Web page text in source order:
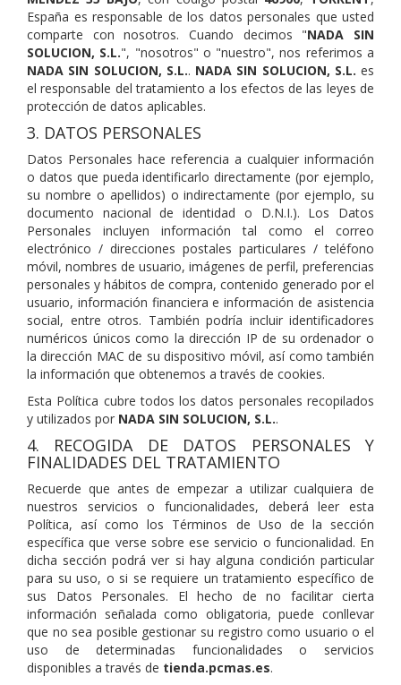
España es responsable de los datos personales que usted
comparte con nosotros. Cuando decimos "NADA SIN
SOLUCION, S.L.", "nosotros" o "nuestro", nos referimos a
NADA SIN SOLUCION, S.L.. NADA SIN SOLUCION, S.L. es
el responsable del tratamiento a los efectos de las leyes de
protección de datos aplicables.
3. DATOS PERSONALES
Datos Personales hace referencia a cualquier información
o datos que pueda identificarlo directamente (por ejemplo,
su nombre o apellidos) o indirectamente (por ejemplo, su
documento nacional de identidad o D.N.I.). Los Datos
Personales incluyen información tal como el correo
electrónico / direcciones postales particulares / teléfono
móvil, nombres de usuario, imágenes de perfil, preferencias
personales y hábitos de compra, contenido generado por el
usuario, información financiera e información de asistencia
social, entre otros. También podría incluir identificadores
numéricos únicos como la dirección IP de su ordenador o
la dirección MAC de su dispositivo móvil, así como también
la información que obtenemos a través de cookies.
Esta Política cubre todos los datos personales recopilados
y utilizados por NADA SIN SOLUCION, S.L..
4. RECOGIDA DE DATOS PERSONALES Y
FINALIDADES DEL TRATAMIENTO
Recuerde que antes de empezar a utilizar cualquiera de
nuestros servicios o funcionalidades, deberá leer esta
Política, así como los Términos de Uso de la sección
específica que verse sobre ese servicio o funcionalidad. En
dicha sección podrá ver si hay alguna condición particular
para su uso, o si se requiere un tratamiento específico de
sus Datos Personales. El hecho de no facilitar cierta
información señalada como obligatoria, puede conllevar
que no sea posible gestionar su registro como usuario o el
uso de determinadas funcionalidades o servicios
disponibles a través de tienda.pcmas.es.